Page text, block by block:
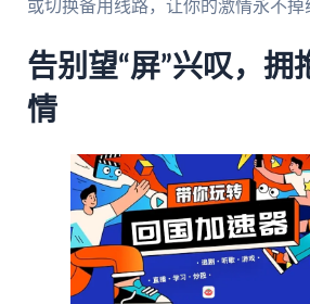
或切换备用线路，让你的激情永不掉
告别望“屏”兴叹，拥
情